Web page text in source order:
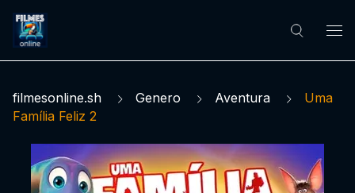
filmesonline.sh Genero Aventura
Uma
Família Feliz 2